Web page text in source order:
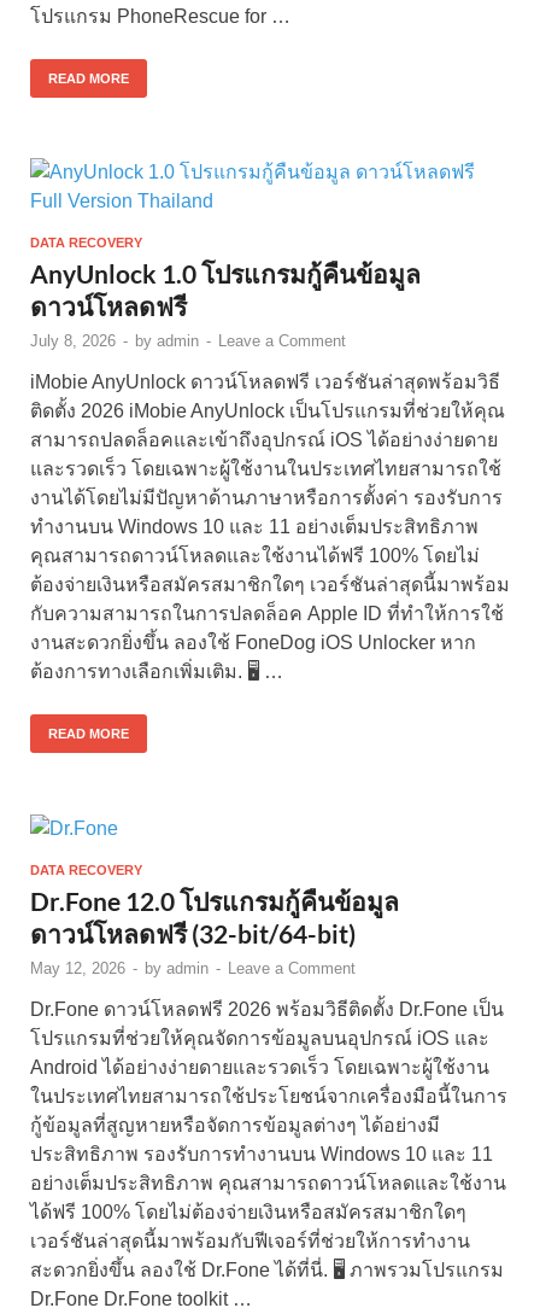
โปรแกรม PhoneRescue for …
READ MORE
DATA RECOVERY
AnyUnlock 1.0 โปรแกรมกู้คืนข้อมูล
ดาวน์โหลดฟรี
July 8, 2026 - by admin - Leave a Comment
iMobie AnyUnlock ดาวน์โหลดฟรี เวอร์ชันล่าสุดพร้อมวิธี
ติดตั้ง 2026 iMobie AnyUnlock เป็นโปรแกรมที่ช่วยให้คุณ
สามารถปลดล็อคและเข้าถึงอุปกรณ์ iOS ได้อย่างง่ายดาย
และรวดเร็ว โดยเฉพาะผู้ใช้งานในประเทศไทยสามารถใช้
งานได้โดยไม่มีปัญหาด้านภาษาหรือการตั้งค่า รองรับการ
ทำงานบน Windows 10 และ 11 อย่างเต็มประสิทธิภาพ
คุณสามารถดาวน์โหลดและใช้งานได้ฟรี 100% โดยไม่
ต้องจ่ายเงินหรือสมัครสมาชิกใดๆ เวอร์ชันล่าสุดนี้มาพร้อม
กับความสามารถในการปลดล็อค Apple ID ที่ทำให้การใช้
งานสะดวกยิ่งขึ้น ลองใช้ FoneDog iOS Unlocker หาก
ต้องการทางเลือกเพิ่มเติม. 🖥️ …
READ MORE
DATA RECOVERY
Dr.Fone 12.0 โปรแกรมกู้คืนข้อมูล
ดาวน์โหลดฟรี (32-bit/64-bit)
May 12, 2026 - by admin - Leave a Comment
Dr.Fone ดาวน์โหลดฟรี 2026 พร้อมวิธีติดตั้ง Dr.Fone เป็น
โปรแกรมที่ช่วยให้คุณจัดการข้อมูลบนอุปกรณ์ iOS และ
Android ได้อย่างง่ายดายและรวดเร็ว โดยเฉพาะผู้ใช้งาน
ในประเทศไทยสามารถใช้ประโยชน์จากเครื่องมือนี้ในการ
กู้ข้อมูลที่สูญหายหรือจัดการข้อมูลต่างๆ ได้อย่างมี
ประสิทธิภาพ รองรับการทำงานบน Windows 10 และ 11
อย่างเต็มประสิทธิภาพ คุณสามารถดาวน์โหลดและใช้งาน
ได้ฟรี 100% โดยไม่ต้องจ่ายเงินหรือสมัครสมาชิกใดๆ
เวอร์ชันล่าสุดนี้มาพร้อมกับฟีเจอร์ที่ช่วยให้การทำงาน
สะดวกยิ่งขึ้น ลองใช้ Dr.Fone ได้ที่นี่. 🖥️ ภาพรวมโปรแกรม
Dr.Fone Dr.Fone toolkit …